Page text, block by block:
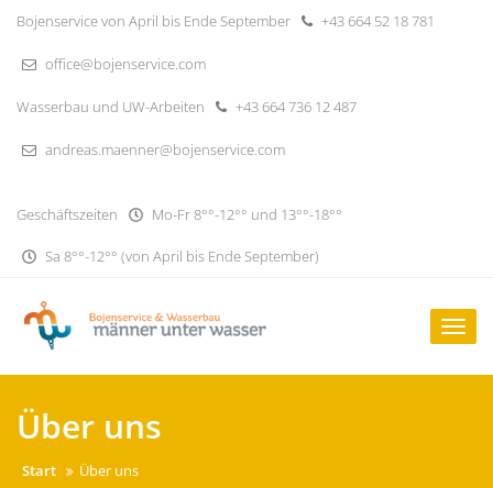
Bojenservice von April bis Ende September +43 664 52 18 781
office@bojenservice.com
Wasserbau und UW-Arbeiten +43 664 736 12 487
andreas.maenner@bojenservice.com
Geschäftszeiten Mo-Fr 8°°-12°° und 13°°-18°°
Sa 8°°-12°° (von April bis Ende September)
Über uns
Start Über uns